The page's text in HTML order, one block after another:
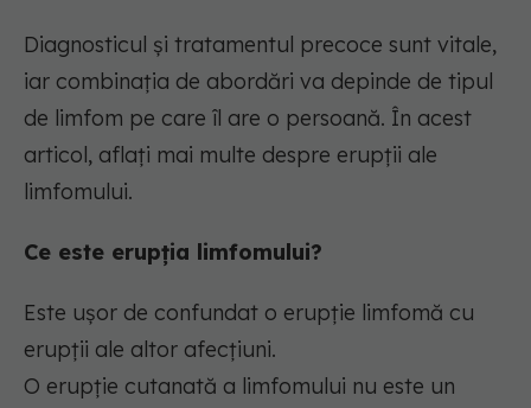
Diagnosticul și tratamentul precoce sunt vitale,
iar combinația de abordări va depinde de tipul
de limfom pe care îl are o persoană. În acest
articol, aflați mai multe despre erupții ale
limfomului.
Ce este erupția limfomului?
Este ușor de confundat o erupție limfomă cu
erupții ale altor afecțiuni.
O erupție cutanată a limfomului nu este un